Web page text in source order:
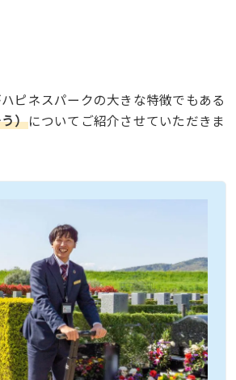
ハピネスパークの大きな特徴でもある
）についてご紹介させていただきま